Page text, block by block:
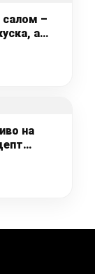
салом –
а
на